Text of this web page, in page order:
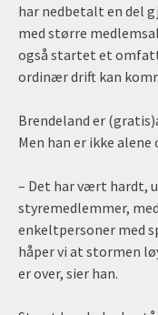
har nedbetalt en del
med større
også startet et
ordinær drift kan
Brendeland er
Men han er ikke alene
– Det har vært hardt,
styremedlemmer,
enkeltpersoner med
håper vi at stormen
er over, sier han.